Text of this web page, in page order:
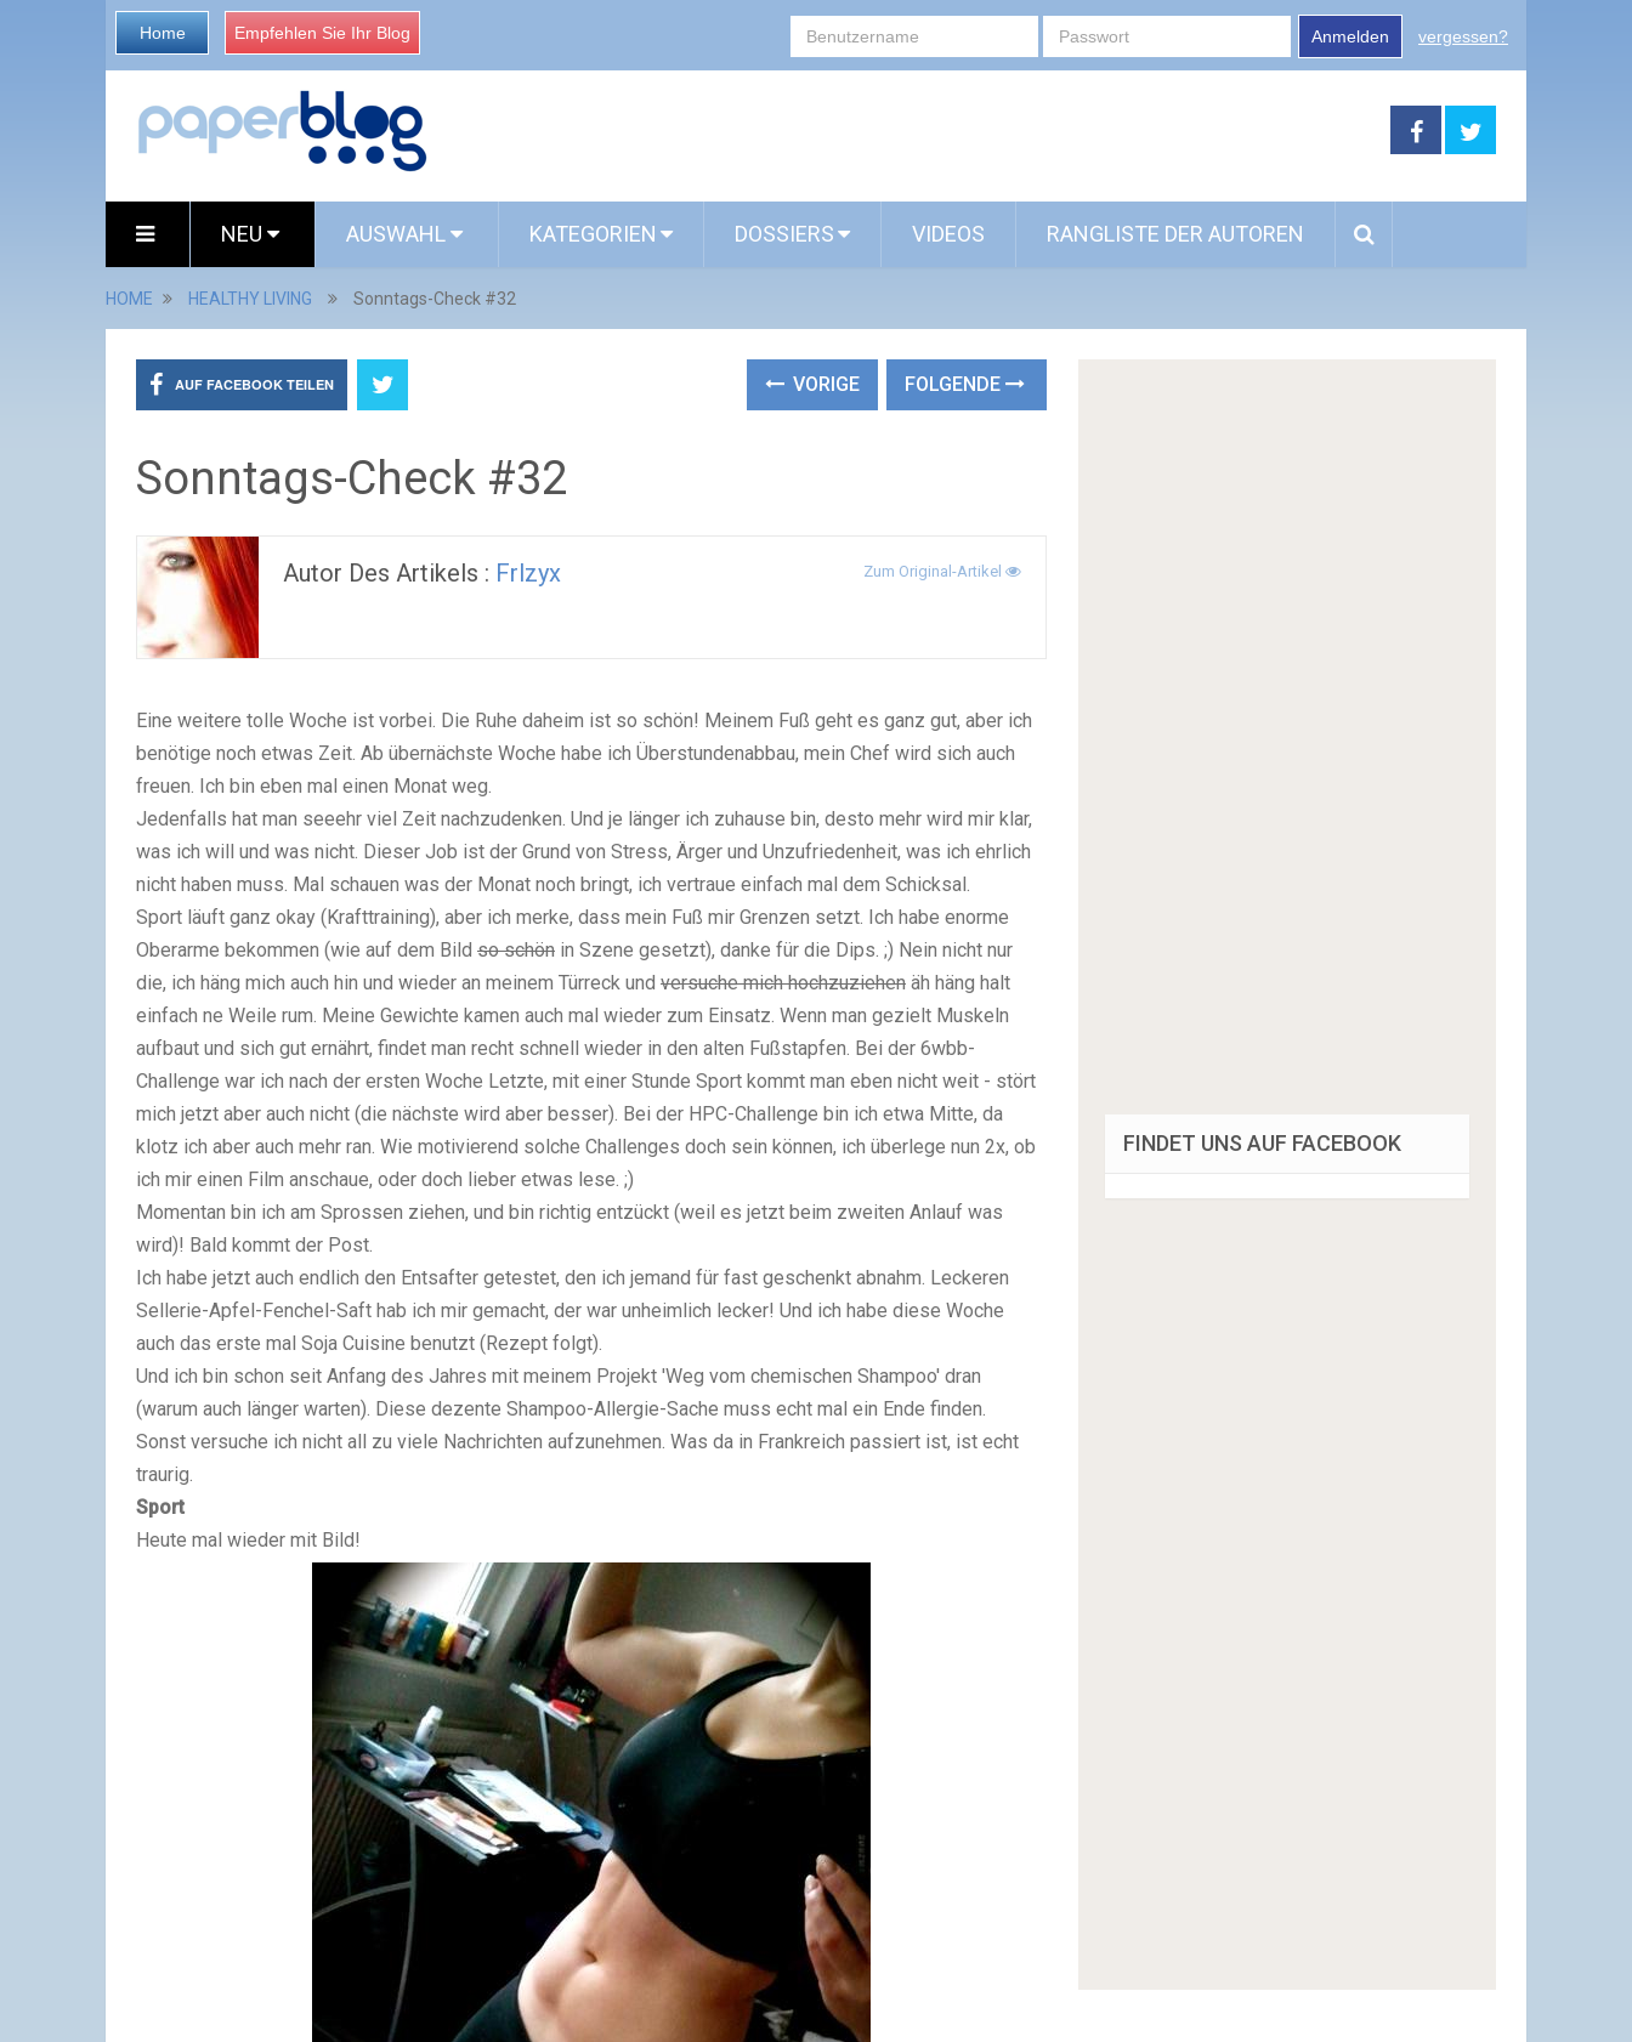
Home Empfehlen Sie Ihr Blog Anmelden vergessen?
NEU AUSWAHL KATEGORIEN DOSSIERS VIDEOS RANGLISTE DER AUTOREN
HOME HEALTHY LIVING Sonntags-Check #32
AUF FACEBOOK TEILEN VORIGE FOLGENDE
Sonntags-Check #32
Autor Des Artikels : Frlzyx Zum Original-Artikel
Eine weitere tolle Woche ist vorbei. Die Ruhe daheim ist so schön! Meinem Fuß geht es ganz gut, aber ich
benötige noch etwas Zeit. Ab übernächste Woche habe ich Überstundenabbau, mein Chef wird sich auch
freuen. Ich bin eben mal einen Monat weg.
Jedenfalls hat man seeehr viel Zeit nachzudenken. Und je länger ich zuhause bin, desto mehr wird mir klar,
was ich will und was nicht. Dieser Job ist der Grund von Stress, Ärger und Unzufriedenheit, was ich ehrlich
nicht haben muss. Mal schauen was der Monat noch bringt, ich vertraue einfach mal dem Schicksal.
Sport läuft ganz okay (Krafttraining), aber ich merke, dass mein Fuß mir Grenzen setzt. Ich habe enorme
Oberarme bekommen (wie auf dem Bild so schön in Szene gesetzt), danke für die Dips. ;) Nein nicht nur
die, ich häng mich auch hin und wieder an meinem Türreck und versuche mich hochzuziehen äh häng halt
einfach ne Weile rum. Meine Gewichte kamen auch mal wieder zum Einsatz. Wenn man gezielt Muskeln
aufbaut und sich gut ernährt, findet man recht schnell wieder in den alten Fußstapfen. Bei der 6wbb-
Challenge war ich nach der ersten Woche Letzte, mit einer Stunde Sport kommt man eben nicht weit - stört
mich jetzt aber auch nicht (die nächste wird aber besser). Bei der HPC-Challenge bin ich etwa Mitte, da
klotz ich aber auch mehr ran. Wie motivierend solche Challenges doch sein können, ich überlege nun 2x, ob
ich mir einen Film anschaue, oder doch lieber etwas lese. ;)
Momentan bin ich am Sprossen ziehen, und bin richtig entzückt (weil es jetzt beim zweiten Anlauf was
wird)! Bald kommt der Post.
Ich habe jetzt auch endlich den Entsafter getestet, den ich jemand für fast geschenkt abnahm. Leckeren
Sellerie-Apfel-Fenchel-Saft hab ich mir gemacht, der war unheimlich lecker! Und ich habe diese Woche
auch das erste mal Soja Cuisine benutzt (Rezept folgt).
Und ich bin schon seit Anfang des Jahres mit meinem Projekt 'Weg vom chemischen Shampoo' dran
(warum auch länger warten). Diese dezente Shampoo-Allergie-Sache muss echt mal ein Ende finden.
Sonst versuche ich nicht all zu viele Nachrichten aufzunehmen. Was da in Frankreich passiert ist, ist echt
traurig.
Sport
Heute mal wieder mit Bild!
FINDET UNS AUF FACEBOOK